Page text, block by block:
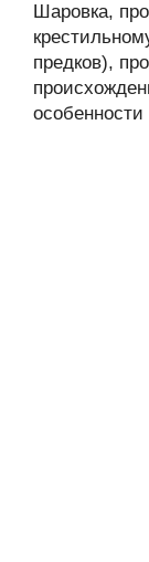
Шаровка,
предков),